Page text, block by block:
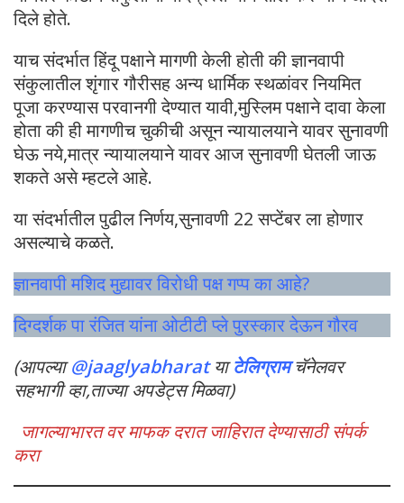
दिले होते.
याच संदर्भात हिंदू पक्षाने मागणी केली होती की ज्ञानवापी
संकुलातील शृंगार गौरीसह अन्य धार्मिक स्थळांवर नियमित
पूजा करण्यास परवानगी देण्यात यावी,मुस्लिम पक्षाने दावा केला
होता की ही मागणीच चुकीची असून न्यायालयाने यावर सुनावणी
घेऊ नये,मात्र न्यायालयाने यावर आज सुनावणी घेतली जाऊ
शकते असे म्हटले आहे.
या संदर्भातील पुढील निर्णय,सुनावणी 22 सप्टेंबर ला होणार
असल्याचे कळते.
ज्ञानवापी मशिद मुद्यावर विरोधी पक्ष गप्प का आहे?
दिग्दर्शक पा रंजित यांना ओटीटी प्ले पुरस्कार देऊन गौरव
(आपल्या@jaaglyabharat याटेलिग्राम चॅनेलवर
सहभागी व्हा,ताज्या अपडेट्स मिळवा)
जागल्याभारत वर माफक दरात जाहिरात देण्यासाठी संपर्क
करा